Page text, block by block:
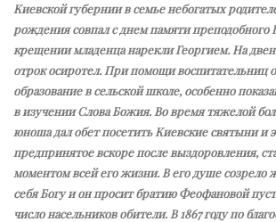
Киевской губернии в семье небогатых
рождения совпал с днем памяти преподобного
крещении младенца нарекли Георгием. На
отрок осиротел. При помощи воспитательниц
образование в сельской школе, особенно
в изучении Слова Божия. Во время тяжелой
юноша дал обет посетить Киевские святыни и
предпринятое вскоре после выздоровления,
моментом всей его жизни. В его душе созрело
себя Богу и он просит братию Феофановой
число насельников обители. В 1867 году по